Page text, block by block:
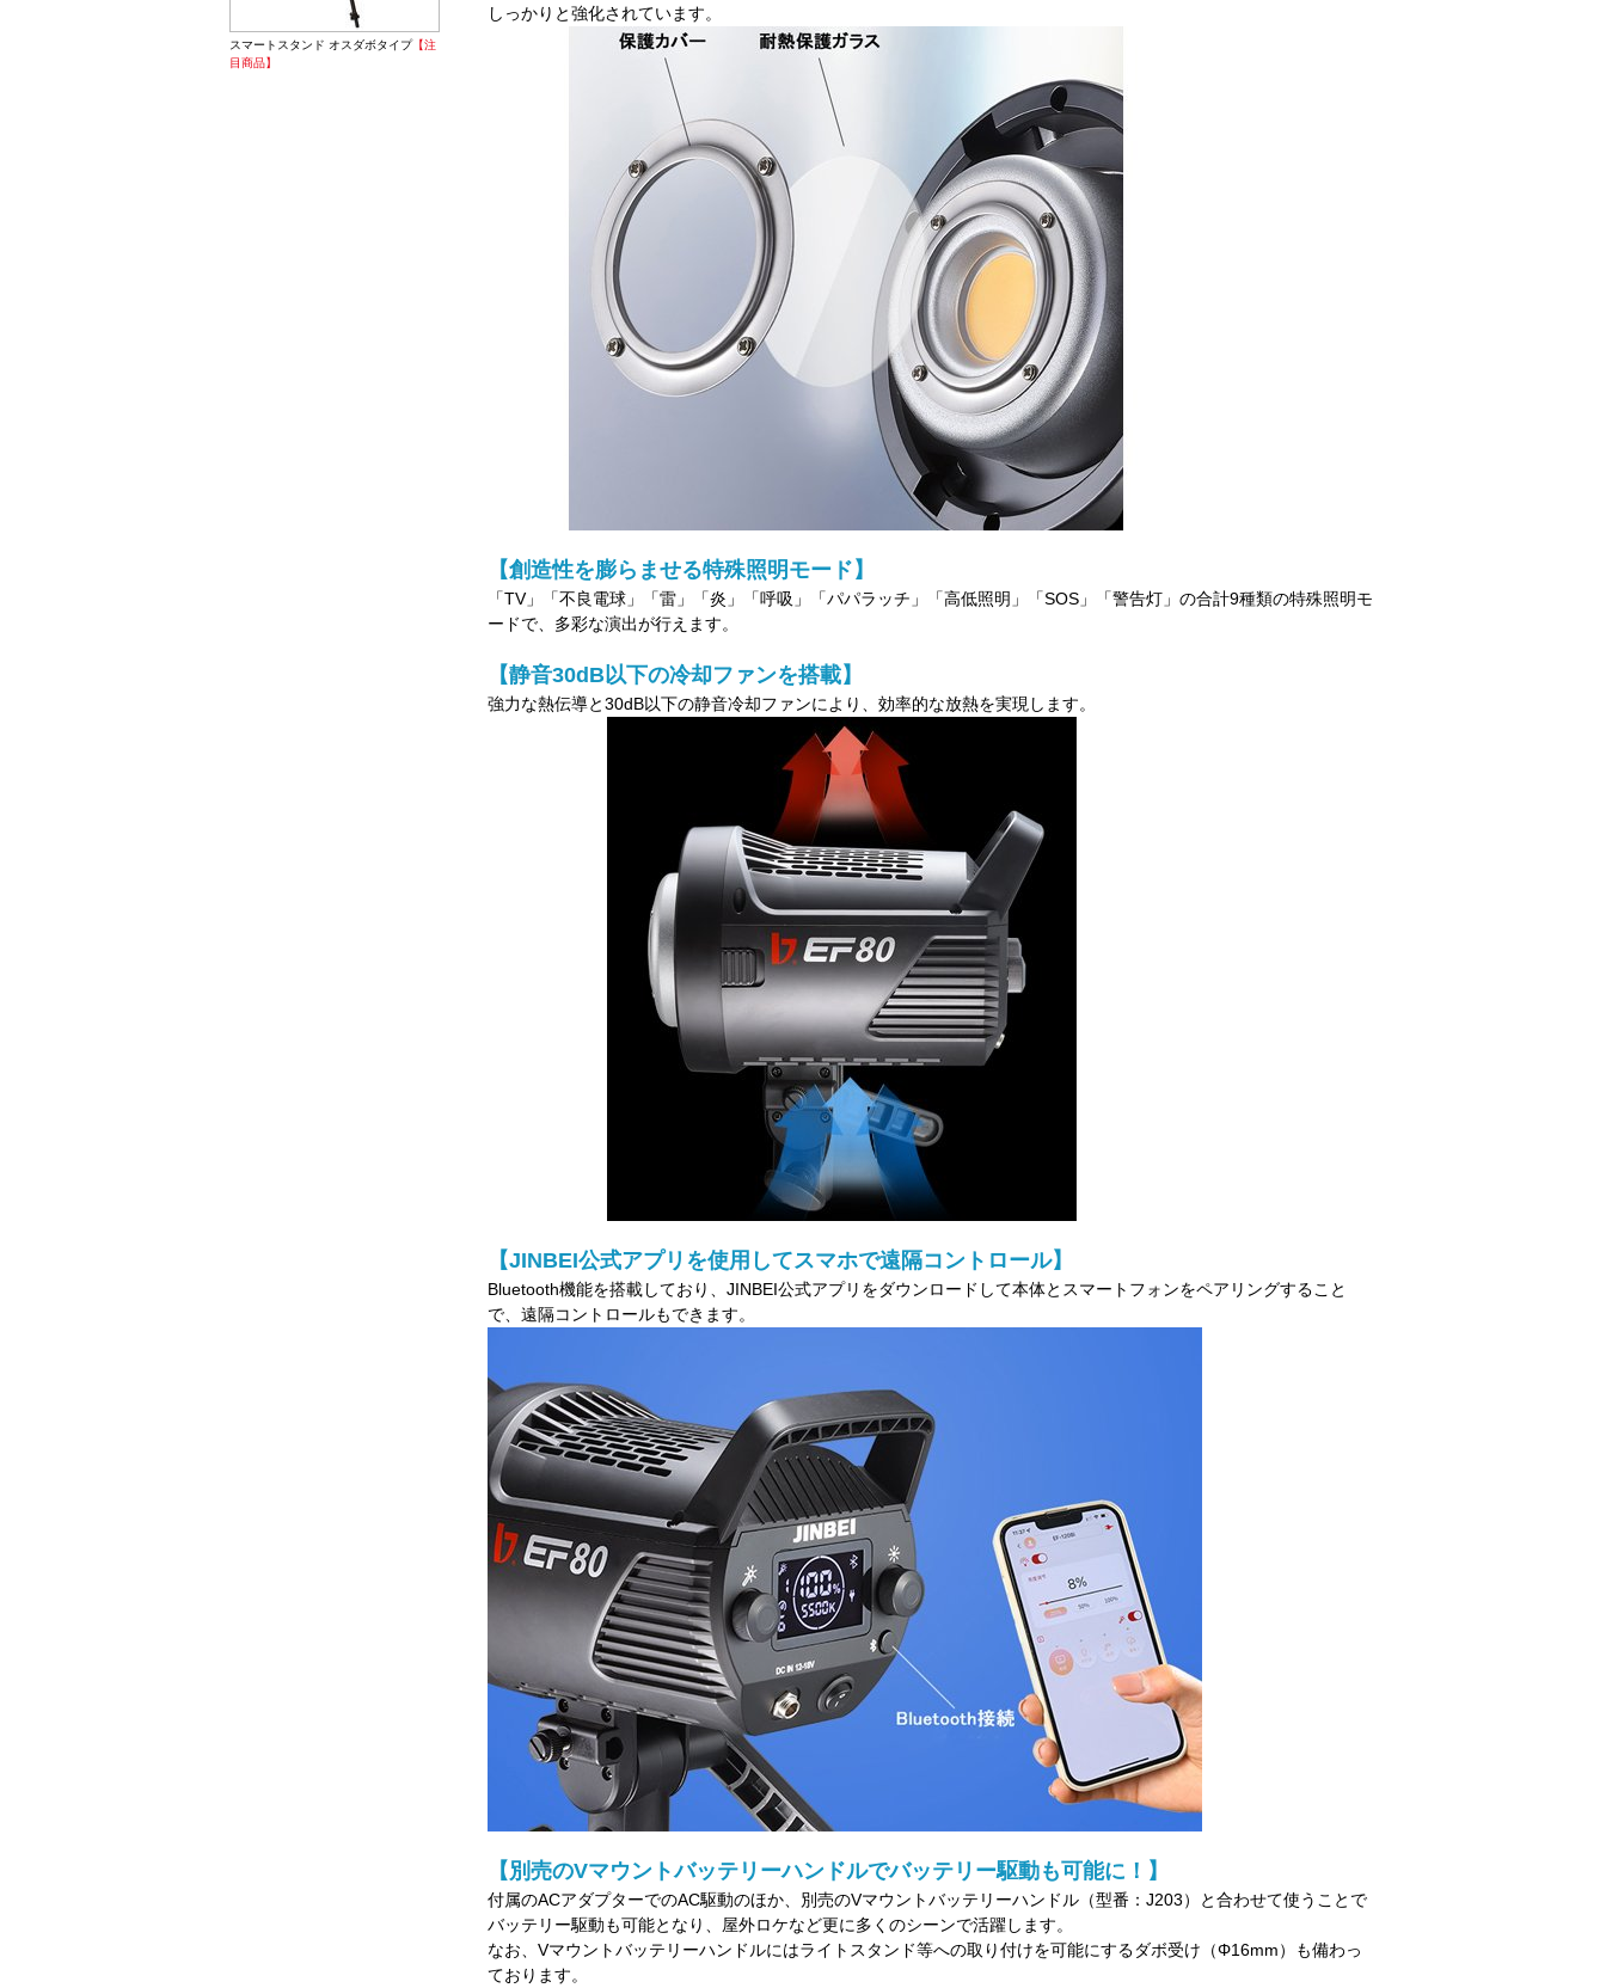
しっかりと強化されています。
【創造性を膨らませる特殊照明モード】
「TV」「不良電球」「雷」「炎」「呼吸」「パパラッチ」「高低照明」「SOS」「警告灯」の合計9種類の特殊照明モ
ードで、多彩な演出が行えます。
【静音30dB以下の冷却ファンを搭載】
強力な熱伝導と30dB以下の静音冷却ファンにより、効率的な放熱を実現します。
【JINBEI公式アプリを使用してスマホで遠隔コントロール】
Bluetooth機能を搭載しており、JINBEI公式アプリをダウンロードして本体とスマートフォンをペアリングすること
で、遠隔コントロールもできます。
【別売のVマウントバッテリーハンドルでバッテリー駆動も可能に！】
付属のACアダプターでのAC駆動のほか、別売のVマウントバッテリーハンドル（型番：J203）と合わせて使うことで
バッテリー駆動も可能となり、屋外ロケなど更に多くのシーンで活躍します。
なお、Vマウントバッテリーハンドルにはライトスタンド等への取り付けを可能にするダボ受け（Φ16mm）も備わっ
ております。
スマートスタンド オスダボタイプ【注
目商品】